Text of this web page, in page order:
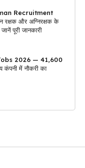
Recruitment
रक्षक और अग्निरक्षक के
पूरी जानकारी
2026 — ₹41,600
कंपनी में नौकरी का